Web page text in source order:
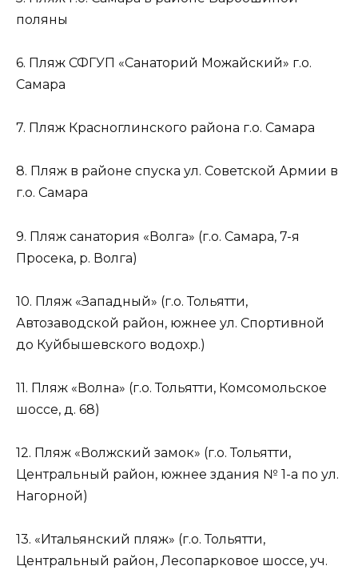
поляны
6. Пляж СФГУП «Санаторий Можайский» г.о.
Самара
7. Пляж Красноглинского района г.о. Самара
8. Пляж в районе спуска ул. Советской Армии в
г.о. Самара
9. Пляж санатория «Волга» (г.о. Самара, 7-я
Просека, р. Волга)
10. Пляж «Западный» (г.о. Тольятти,
Автозаводской район, южнее ул. Спортивной
до Куйбышевского водохр.)
11. Пляж «Волна» (г.о. Тольятти, Комсомольское
шоссе, д. 68)
12. Пляж «Волжский замок» (г.о. Тольятти,
Центральный район, южнее здания № 1-а по ул.
Нагорной)
13. «Итальянский пляж» (г.о. Тольятти,
Центральный район, Лесопарковое шоссе, уч.